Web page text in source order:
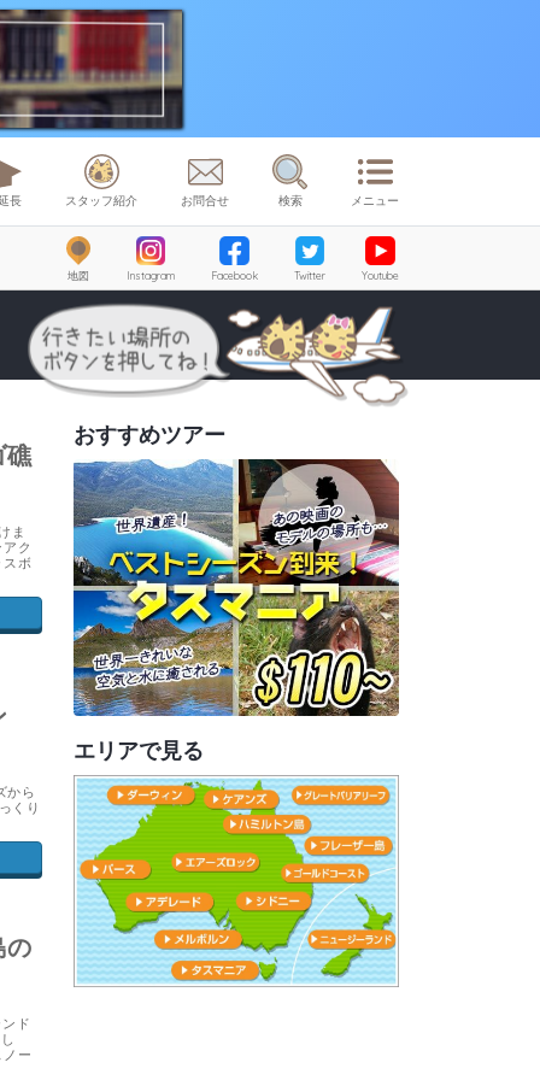
長 スタッフ紹介 お問合せ 検索 メニュー
地図 Instagram Facebook Twitter Youtube
礁
ま
ク
ボ
から
くり
の
ド
ー
おすすめツアー
エリアで見る